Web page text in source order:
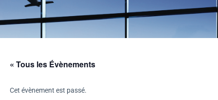
« Tous les Évènements
Cet évènement est passé.